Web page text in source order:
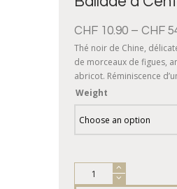
CHF 10.90 – CHF
Thé noir de Chine,
de morceaux de figues,
abricot. Réminiscence
cœur de Central Park.
Weight